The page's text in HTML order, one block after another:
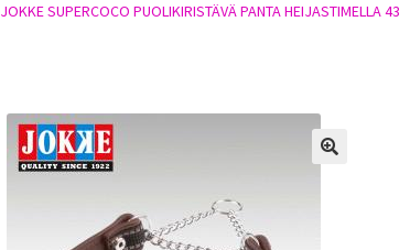
JOKKE SUPERCOCO PUOLIKIRISTÄVÄ PANTA HEIJASTIMELLA